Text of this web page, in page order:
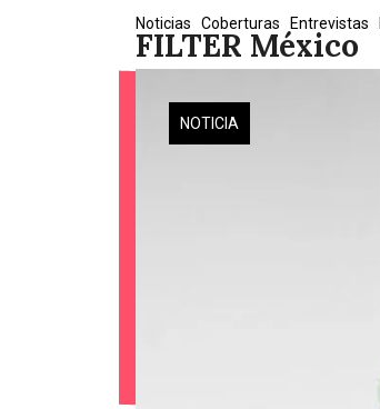
FILTER México
Noticias Coberturas Entrevistas
NOTICIA